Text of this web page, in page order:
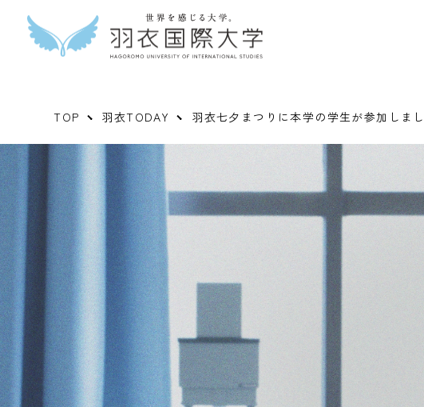
TOP 羽衣TODAY 羽衣七夕まつりに本学の学生が参加しまし